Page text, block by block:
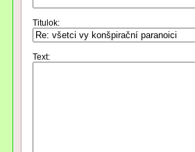
Titulok:
Text: